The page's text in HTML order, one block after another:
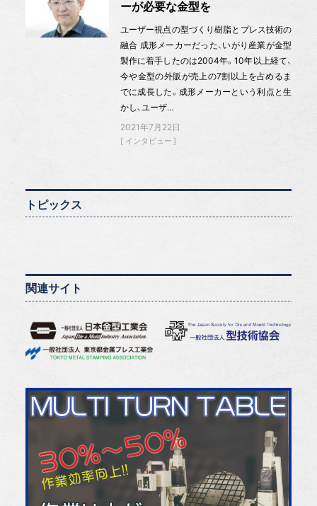
ーが必要な金型を
ユーザー視点の型づくり樹脂とプレス技術の
融合 成形メーカーだった、いがり産業が金型
製作に着手したのは2004年。10年以上経て、
今や金型の外販が売上の7割以上を占めるま
でに成長した。成形メーカーという利点と生
かし、ユーザ…
2021年7月22日
インタビュー
トピックス
関連サイト